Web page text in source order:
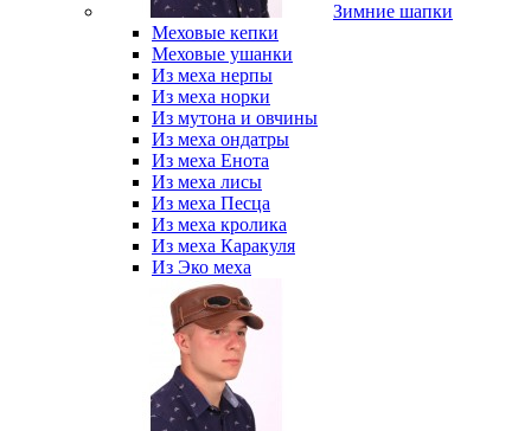
Зимние шапки
Меховые кепки
Меховые ушанки
Из меха нерпы
Из меха норки
Из мутона и овчины
Из меха ондатры
Из меха Енота
Из меха лисы
Из меха Песца
Из меха кролика
Из меха Каракуля
Из Эко меха